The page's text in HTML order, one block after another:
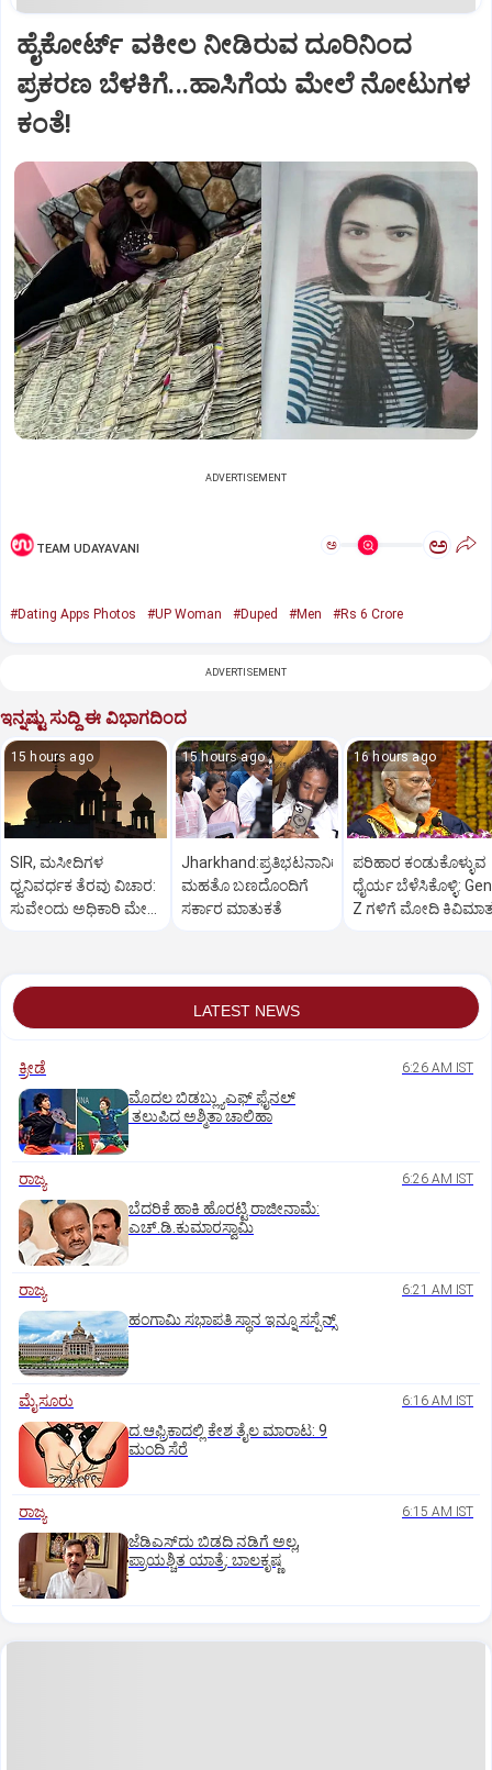
ಹೈಕೋರ್ಟ್‌ ವಕೀಲ ನೀಡಿರುವ ದೂರಿನಿಂದ
ಪ್ರಕರಣ ಬೆಳಕಿಗೆ...ಹಾಸಿಗೆಯ ಮೇಲೆ ನೋಟುಗಳ
ಕಂತೆ!
ADVERTISEMENT
TEAM UDAYAVANI ಅ ಅ
#Dating Apps Photos #UP Woman #Duped #Men #Rs 6 Crore
ADVERTISEMENT
ಇನ್ನಷ್ಟು ಸುದ್ದಿ ಈ ವಿಭಾಗದಿಂದ
15 hours ago
SIR, ಮಸೀದಿಗಳ
ಧ್ವನಿವರ್ಧಕ ತೆರವು ವಿಚಾರ:
ಸುವೇಂದು ಅಧಿಕಾರಿ ಮೇಲೆ
15 hours ago
Jharkhand:ಪ್ರತಿಭಟನಾನಿರತ
ಮಹತೊ ಬಣದೊಂದಿಗೆ
ಸರ್ಕಾರ ಮಾತುಕತೆ
16 hours ago
ಪರಿಹಾರ ಕಂಡುಕೊಳ್ಳುವ
ಧೈರ್ಯ ಬೆಳೆಸಿಕೊಳ್ಳಿ:
Z ಗಳಿಗೆ ಮೋದಿ
LATEST NEWS
ಕ್ರೀಡೆ 6:26 AM IST
ಮೊದಲ ಬಿಡಬ್ಲ್ಯುಎಫ್‌ ಫೈನಲ್‌
ತಲುಪಿದ ಅಶ್ಮಿತಾ ಚಾಲಿಹಾ
ರಾಜ್ಯ 6:26 AM IST
ಬೆದರಿಕೆ ಹಾಕಿ ಹೊರಟ್ಟಿ ರಾಜೀನಾಮೆ:
ಎಚ್‌.ಡಿ.ಕುಮಾರಸ್ವಾಮಿ
ರಾಜ್ಯ 6:21 AM IST
ಹಂಗಾಮಿ ಸಭಾಪತಿ ಸ್ಥಾನ ಇನ್ನೂ ಸಸ್ಪೆನ್ಸ್‌
ಮೈಸೂರು 6:16 AM IST
ದ.ಆಫ್ರಿಕಾದಲ್ಲಿ ಕೇಶ ತೈಲ ಮಾರಾಟ: 9
ಮಂದಿ ಸೆರೆ
ರಾಜ್ಯ 6:15 AM IST
ಜೆಡಿಎಸ್‌ದು ಬಿಡದಿ ನಡಿಗೆ ಅಲ್ಲ,
ಪ್ರಾಯಶ್ಚಿತ ಯಾತ್ರೆ: ಬಾಲಕೃಷ್ಣ